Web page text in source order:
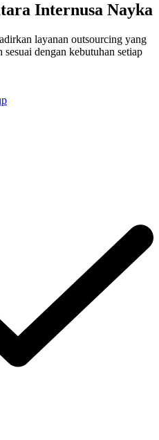
Internusa Nayka
layanan outsourcing yang
dengan kebutuhan setiap